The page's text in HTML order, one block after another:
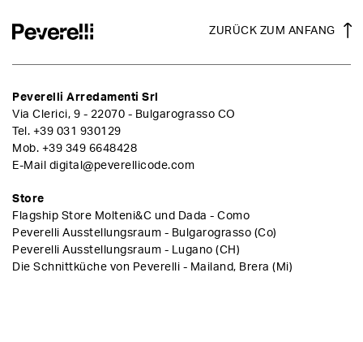
ZURÜCK ZUM ANFANG
Peverelli Arredamenti Srl
Via Clerici, 9 - 22070 - Bulgarograsso CO
Tel. +39 031 930129
Mob. +39 349 6648428
E-Mail digital@peverellicode.com
Store
Flagship Store Molteni&C und Dada - Como
Peverelli Ausstellungsraum - Bulgarograsso (Co)
Peverelli Ausstellungsraum - Lugano (CH)
Die Schnittküche von Peverelli - Mailand, Brera (Mi)